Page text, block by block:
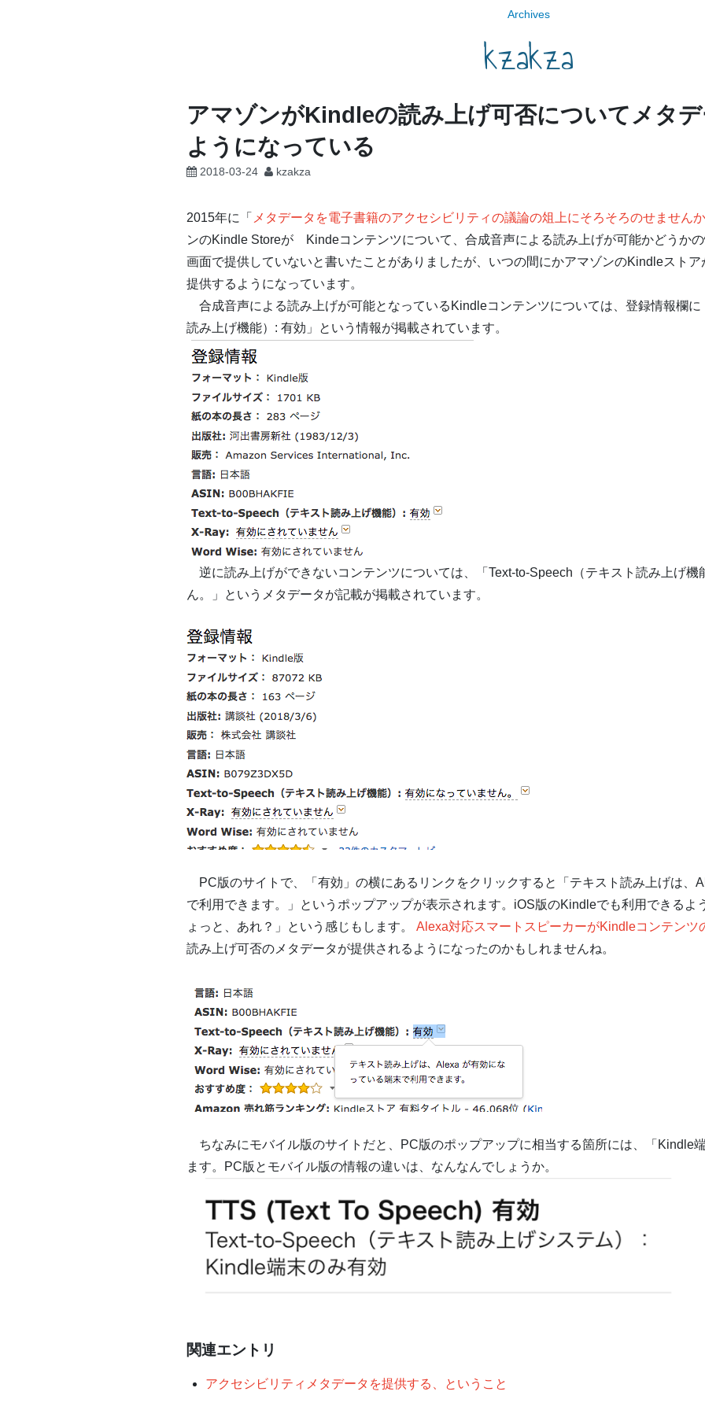
Archives
kzakza
アマゾンがKindleの読み上げ可否についてメタ
ようになっている
2018-03-24 kzakza
2015年に「 メタデータを電子書籍のアクセシビリティの議論の俎上にそろそろのせませんか
ンのKindle Storeが Kindeコンテンツについて、合成音声による読み上げが可能かどうか
画面で提供していないと書いたことがありましたが、いつの間にかアマゾンのKindleスト
提供するようになっています。
合成音声による読み上げが可能となっているKindleコンテンツについては、登録情報欄に
読み上げ機能）: 有効」という情報が掲載されています。
逆に読み上げができないコンテンツについては、「Text-to-Speech（テキスト読み上げ機
ん。」というメタデータが記載が掲載されています。
PC版のサイトで、「有効」の横にあるリンクをクリックすると「テキスト読み上げは、
で利用できます。」というポップアップが表示されます。iOS版のKindleでも利用できるよ
ょっと、あれ？」という感じもします。
Alexa対応スマートスピーカーがKindleコンテンツ
読み上げ可否のメタデータが提供されるようになったのかもしれませんね。
ちなみにモバイル版のサイトだと、PC版のポップアップに相当する箇所には、「Kindle
ます。PC版とモバイル版の情報の違いは、なんなんでしょうか。
関連エントリ
アクセシビリティメタデータを提供する、ということ